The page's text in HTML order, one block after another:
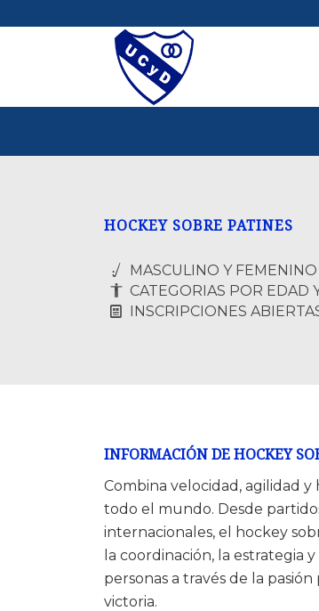
HOCKEY SOBRE PATINES
MASCULINO Y FEMENINO
CATEGORIAS POR EDAD
INSCRIPCIONES
INFORMACIÓN DE HOCKEY
Combina velocidad, agilidad y
todo el mundo. Desde
internacionales, el hockey
la coordinación, la estrategia
personas a través de la
victoria.